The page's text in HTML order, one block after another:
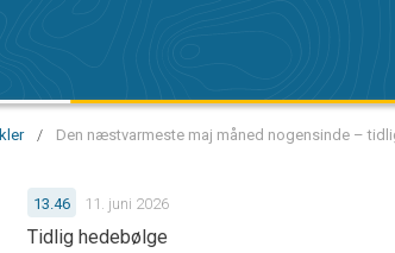
/ Den næstvarmeste maj måned nogensinde –
13.46 11. juni 2026
Tidlig hedebølge